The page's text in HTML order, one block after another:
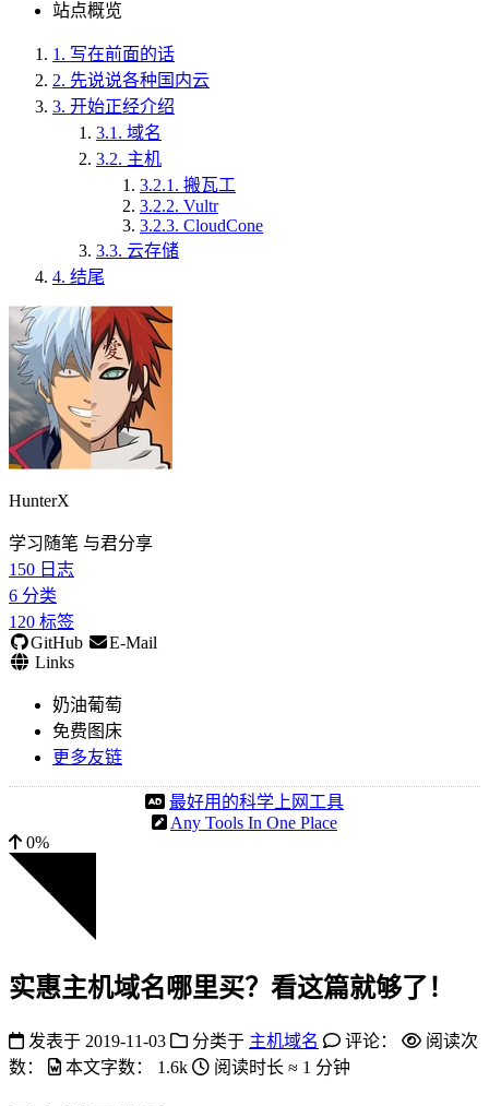
站点概览
1. 写在前面的话
2. 先说说各种国内云
3. 开始正经介绍
3.1. 域名
3.2. 主机
3.2.1. 搬瓦工
3.2.2. Vultr
3.2.3. CloudCone
3.3. 云存储
4. 结尾
HunterX
学习随笔 与君分享
150 日志
6 分类
120 标签
GitHub
E-Mail
Links
奶油葡萄
免费图床
更多友链
最好用的科学上网工具
Any Tools In One Place
0%
实惠主机域名哪里买？看这篇就够了！
发表于 2019-11-03 分类于 主机域名 评论：
阅读次
数：
本文字数： 1.6k 阅读时长 ≈ 1 分钟